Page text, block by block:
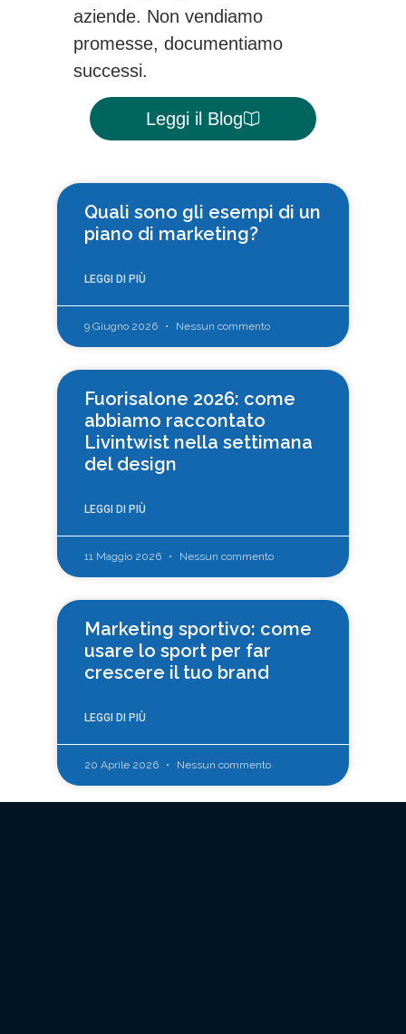
aziende. Non vendiamo
promesse, documentiamo
successi.
Leggi il Blog
Quali sono gli esempi di un
piano di marketing?
LEGGI DI PIÙ
9 Giugno 2026 Nessun commento
Fuorisalone 2026: come
abbiamo raccontato
Livintwist nella settimana
del design
LEGGI DI PIÙ
11 Maggio 2026 Nessun commento
Marketing sportivo: come
usare lo sport per far
crescere il tuo brand
LEGGI DI PIÙ
20 Aprile 2026 Nessun commento